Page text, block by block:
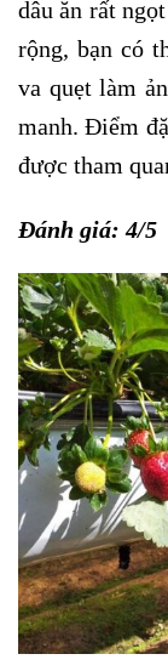
dâu ăn rất
rộng, bạn có
va quẹt làm
manh. Điểm
được tham
Đánh giá: 4/5